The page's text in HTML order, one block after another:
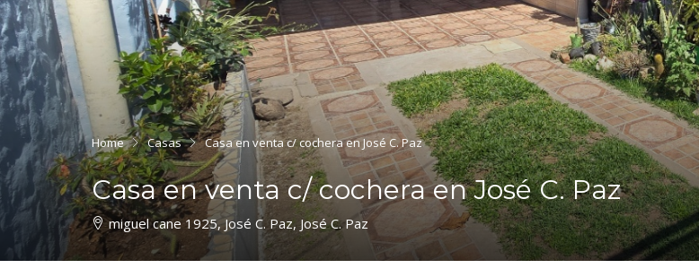
Home Casas Casa en venta c/ cochera en José C. Paz
Casa en venta c/ cochera en José C. Paz
miguel cane 1925, José C. Paz, José C. Paz